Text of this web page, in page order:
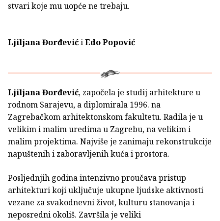
stvari koje mu uopće ne trebaju.
Ljiljana ĐorđevićiEdo Popović
Ljiljana Đorđević, započela je studij arhitekture u
rodnom Sarajevu, a diplomirala 1996. na
Zagrebačkom arhitektonskom fakultetu. Radila je u
velikim i malim uredima u Zagrebu, na velikim i
malim projektima. Najviše je zanimaju rekonstrukcije
napuštenih i zaboravljenih kuća i prostora.
Posljednjih godina intenzivno proučava pristup
arhitekturi koji uključuje ukupne ljudske aktivnosti
vezane za svakodnevni život, kulturu stanovanja i
neposredni okoliš. Završila je veliki